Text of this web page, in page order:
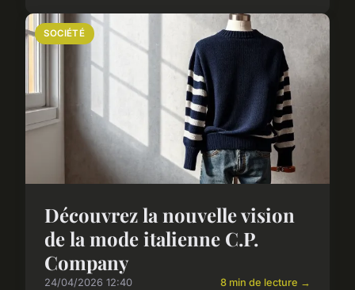
SOCIÉTÉ
Découvrez la nouvelle vision
de la mode italienne C.P.
Company
24/04/2026 12:40 8 min de lecture →